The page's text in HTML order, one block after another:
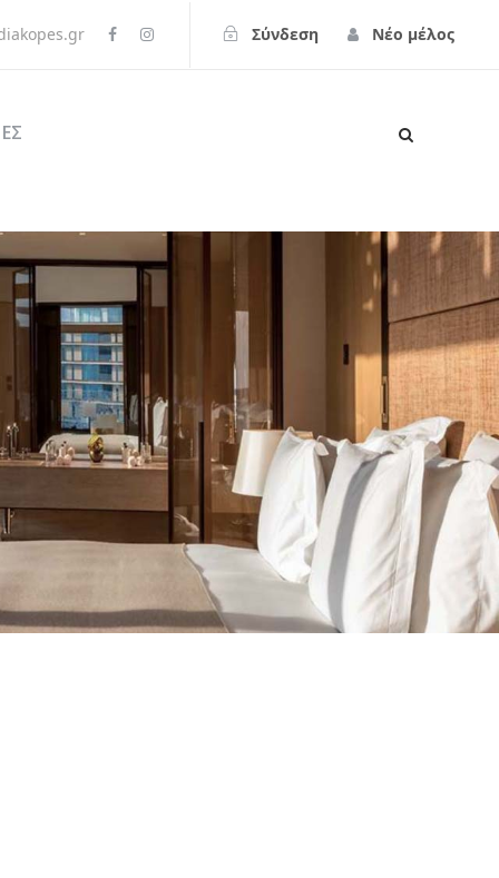
Σύνδεση Νέο μέλος